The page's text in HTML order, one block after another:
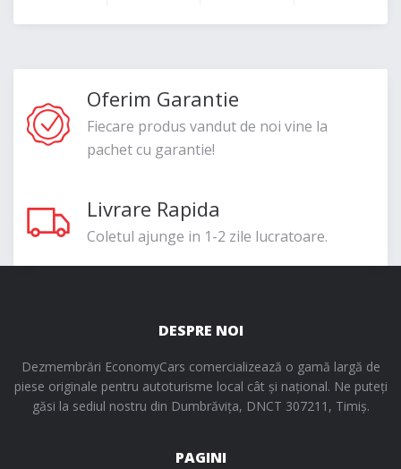
Oferim Garantie
Fiecare produs vandut de noi vine la
pachet cu garantie!
Livrare Rapida
Coletul ajunge in 1-2 zile lucratoare.
DESPRE NOI
Dezmembrări EconomyCars comercializează o gamă largă de
piese originale pentru autoturisme local cât și național. Ne puteți
găsi la sediul nostru din Dumbrăvița, DNCT 307211, Timiș.
PAGINI